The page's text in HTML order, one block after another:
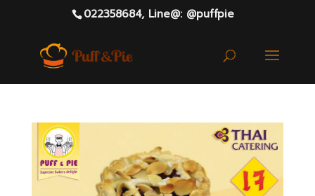
022358684, Line@: @puffpie